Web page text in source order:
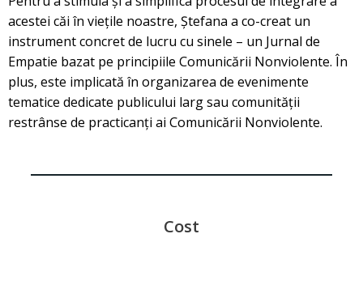
acestei căi în viețile noastre, Ștefana a co-creat un
instrument concret de lucru cu sinele – un Jurnal de
Empatie bazat pe principiile Comunicării Nonviolente. În
plus, este implicată în organizarea de evenimente
tematice dedicate publicului larg sau comunității
restrânse de practicanți ai Comunicării Nonviolente.
Cost